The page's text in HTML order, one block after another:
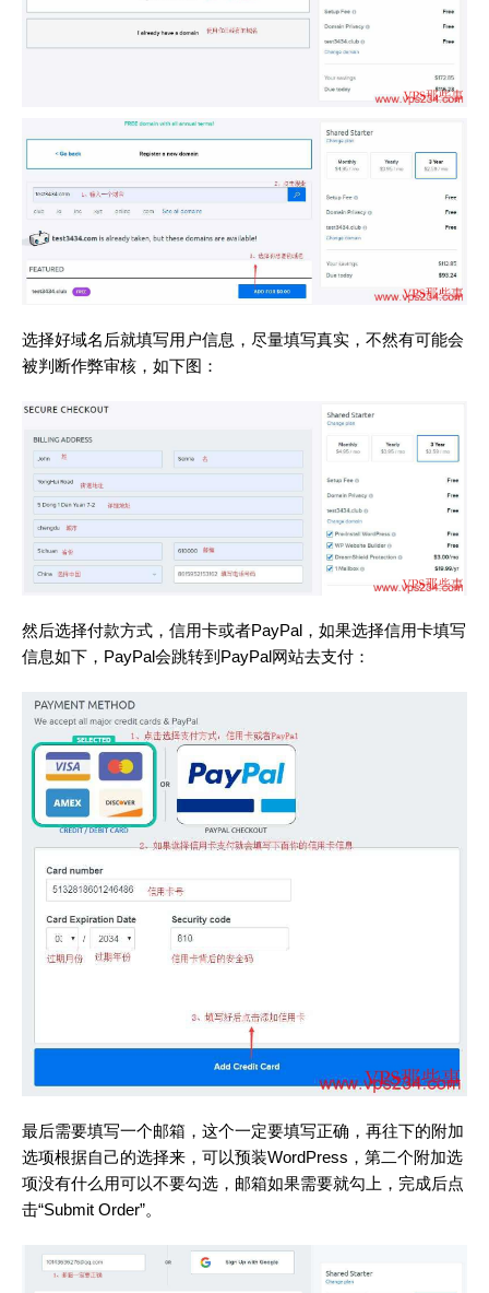
选择好域名后就填写用户信息，尽量填写真实，不然有可能会
被判断作弊审核，如下图：
然后选择付款方式，信用卡或者PayPal，如果选择信用卡填写
信息如下，PayPal会跳转到PayPal网站去支付：
最后需要填写一个邮箱，这个一定要填写正确，再往下的附加
选项根据自己的选择来，可以预装WordPress，第二个附加选
项没有什么用可以不要勾选，邮箱如果需要就勾上，完成后点
击“Submit Order”。